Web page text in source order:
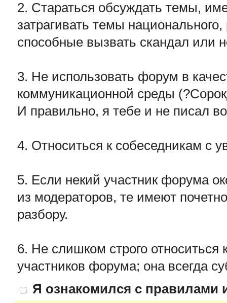
2. Стараться обсуждать темы,
затрагивать темы
способные вызвать скандал или
3. Не использовать форум в
коммуникационной среды
И правильно, я тебе и не писал
4. Относиться к собеседникам с
5. Если некий участник форума
из модераторов, те имеют
разбору.
6. Не слишком строго относиться
участников форума; она всегда
Я ознакомился с правилами